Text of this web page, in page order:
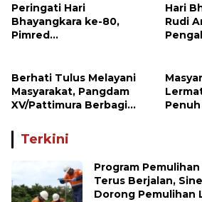
Peringati Hari
Bhayangkara ke-80,
Pimred
Apresiasi dan Ucapan
Selamat kepada Kapolres
Sijunjung
Hari
Rudi
Berhati Tulus Melayani
Masyarakat, Pangdam
XV/Pattimura Berbagi
Kue di Desa Lermatang
Penuh
Terkini
Program
Terus Berjalan,
Dorong Pemulihan